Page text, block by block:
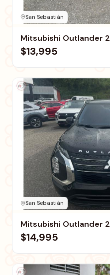
San Sebastián
Mitsubishi Outlander
$13,995
San Sebastián
Mitsubishi Outlander
$14,995